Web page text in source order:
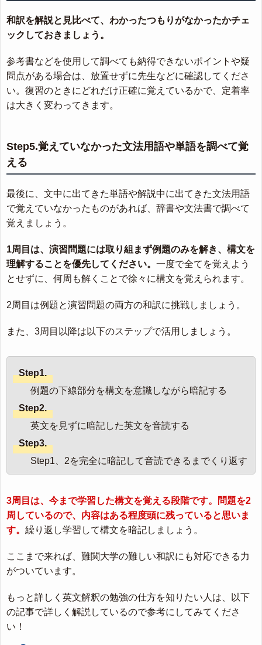
和訳を解説と見比べて、わかったつもりがなかったかチェ
ックしておきましょう。
参考書などを使用して調べても納得できないポイントや疑
問点がある場合は、放置せずに先生などに確認してくださ
い。復習のときにどれだけ正確に覚えているかで、定着率
は大きく変わってきます。
Step5.覚えていなかった文法用語や単語を調べて覚
える
最後に、文中に出てきた単語や解説中に出てきた文法用語
で覚えていなかったものがあれば、辞書や文法書で調べて
覚えましょう。
1周目は、演習問題には取り組まず例題のみを解き、構文を
理解することを優先してください。 一度で全てを覚えよう
とせずに、何周も解くことで徐々に構文を覚えられます。
2周目は例題と演習問題の両方の和訳に挑戦しましょう。
また、3周目以降は以下のステップで活用しましょう。
Step1.
例題の下線部分を構文を意識しながら暗記する
Step2.
英文を見ずに暗記した英文を音読する
Step3.
Step1、2を完全に暗記して音読できるまでくり返す
3周目は、今まで学習した構文を覚える段階です。問題を2
周しているので、内容はある程度頭に残っていると思いま
す。 繰り返し学習して構文を暗記しましょう。
ここまで来れば、難関大学の難しい和訳にも対応できる力
がついています。
もっと詳しく英文解釈の勉強の仕方を知りたい人は、以下
の記事で詳しく解説しているので参考にしてみてくださ
い！